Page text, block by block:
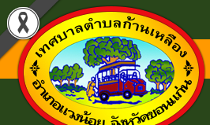
แนะนำ
เทศบาล
งาน
บริการ
โครงสร้าง
องค์กร
ศูนย์
ข้อมูล
ติดต่อ
ข้อมูล